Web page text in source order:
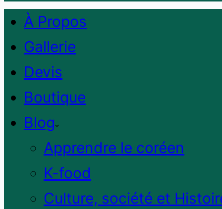
À Propos
Gallerie
Devis
Boutique
Blog
Apprendre le coréen
K-food
Culture, société et